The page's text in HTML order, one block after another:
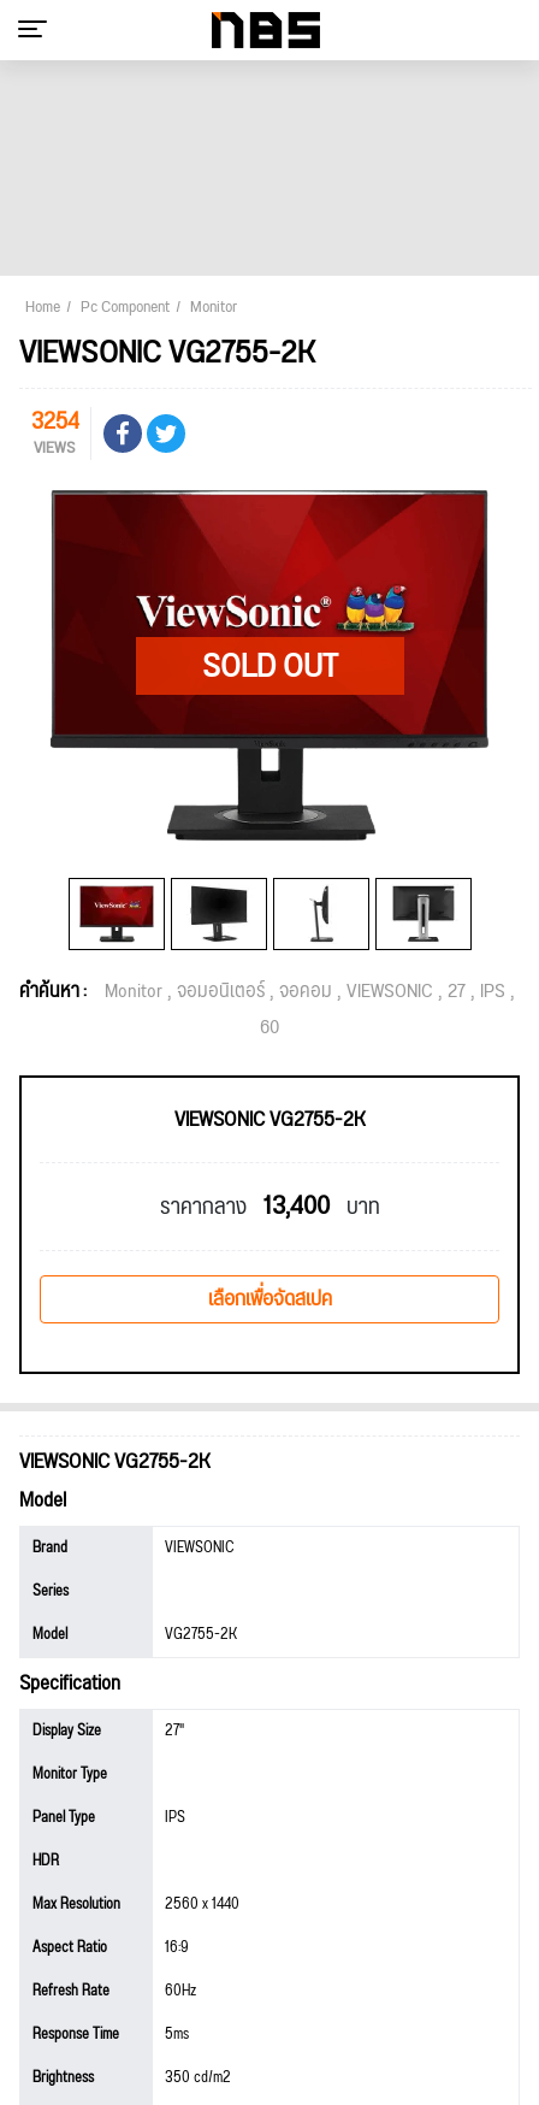
Home Pc Component Monitor
VIEWSONIC VG2755-2K
3254
VIEWS
คำค้นหา : Monitor จอมอนิเตอร์ จอคอม VIEWSONIC 27 IPS
60
VIEWSONIC VG2755-2K
ราคากลาง 13,400 บาท
เลือกเพื่อจัดสเปค
VIEWSONIC VG2755-2K
Model
Brand
VIEWSONIC
Series
Model
VG2755-2K
Specification
Display Size
27"
Monitor Type
Panel Type
IPS
HDR
Max Resolution
2560 x 1440
Aspect Ratio
16:9
Refresh Rate
60Hz
Response Time
5ms
Brightness
350 cd/m2